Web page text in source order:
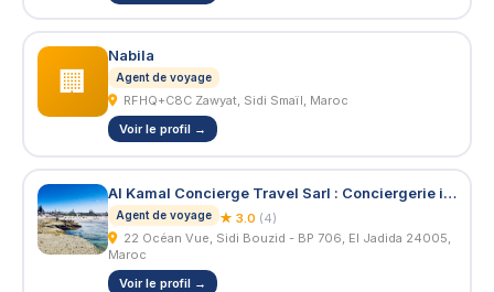
🏢
Nabila
Agent de voyage
RFHQ+C8C Zawyat, Sidi Smaïl, Maroc
Voir le profil →
Al Kamal Concierge Travel Sarl : Conciergerie internationale
Agent de voyage ★ 3.0 (4)
Maroc
Voir le profil →